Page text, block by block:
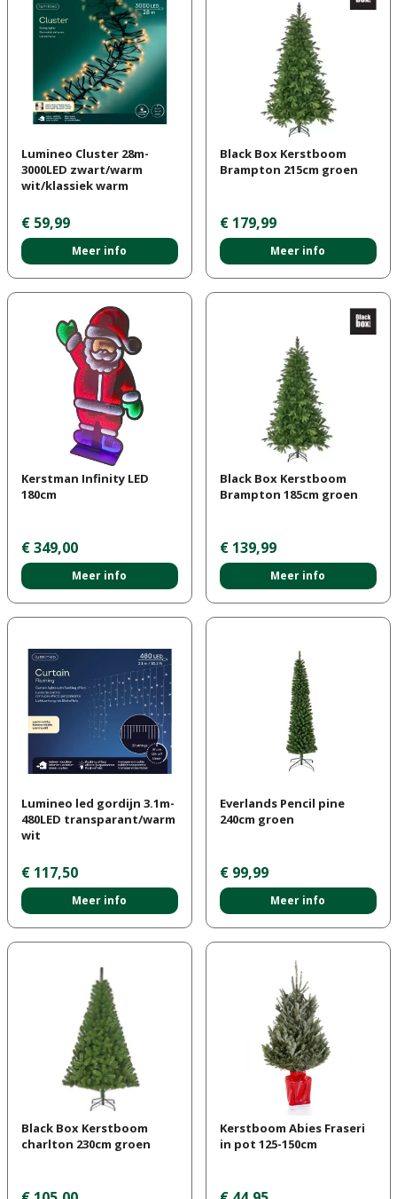
Lumineo Cluster 28m-
3000LED zwart/warm
wit/klassiek warm
€ 59,99
Meer info
Black Box Kerstboom
Brampton 215cm groen
€ 179,99
Meer info
Kerstman Infinity LED
180cm
€ 349,00
Meer info
Black Box Kerstboom
Brampton 185cm groen
€ 139,99
Meer info
Lumineo led gordijn 3.1m-
480LED transparant/warm
wit
€ 117,50
Meer info
Everlands Pencil pine
240cm groen
€ 99,99
Meer info
Black Box Kerstboom
charlton 230cm groen
Kerstboom Abies Fraseri
in pot 125-150cm